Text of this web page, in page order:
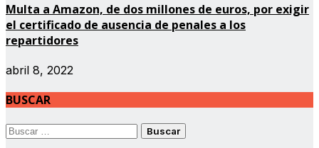
Multa a Amazon, de dos millones de euros, por exigir
el certificado de ausencia de penales a los
repartidores
abril 8, 2022
BUSCAR
Buscar: